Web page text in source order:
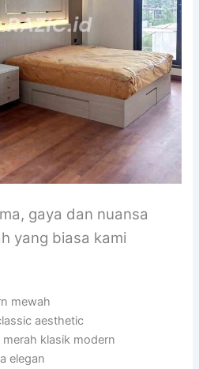
gaya dan nuansa
yang biasa kami
mewah
aesthetic
klasik modern
elegan